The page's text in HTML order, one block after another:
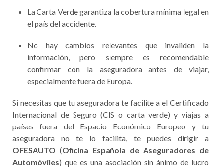
La Carta Verde garantiza la cobertura mínima legal en
el país del accidente.
No hay cambios relevantes que invaliden la
información, pero siempre es recomendable
confirmar con la aseguradora antes de viajar,
especialmente fuera de Europa.
Si necesitas que tu aseguradora te facilite a el Certificado
Internacional de Seguro (CIS o carta verde) y viajas a
países fuera del Espacio Económico Europeo y tu
aseguradora no te lo facilita, te puedes dirigir a
OFESAUTO (Oficina Española de Aseguradores de
Automóviles) que es una asociación sin ánimo de lucro